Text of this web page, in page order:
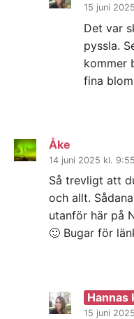
15 juni
Det var
pyssla.
kommer
fina
Åke
14 juni 2025 kl.
Så trevligt att
och allt.
utanför här på
🙂 Bugar för
Hannas
15 juni